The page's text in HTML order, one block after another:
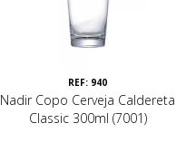
REF: 940
Nadir Copo Cerveja Caldereta
Classic 300ml (7001)